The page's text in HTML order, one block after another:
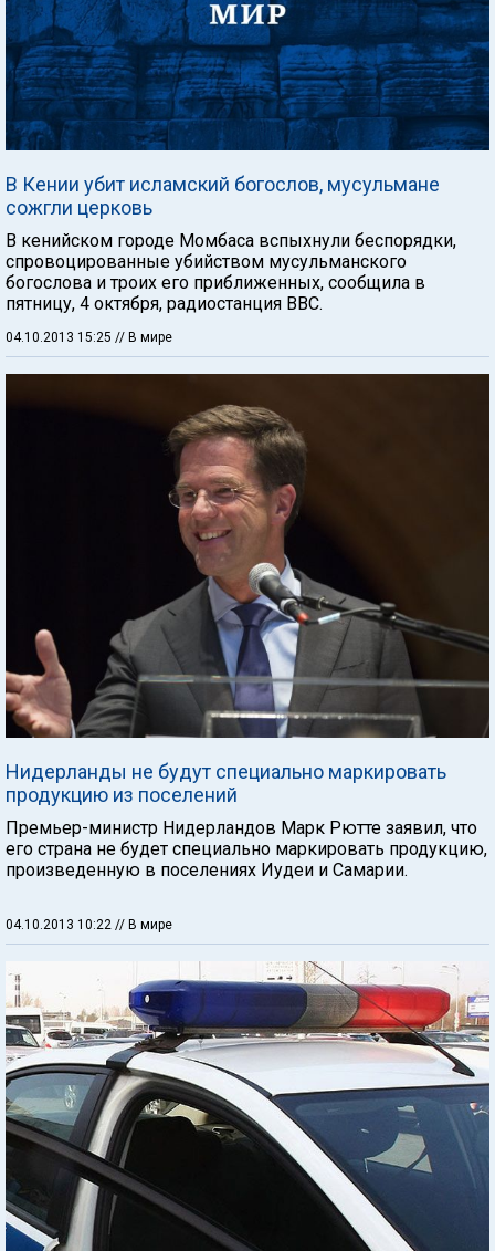
В Кении убит исламский богослов, мусульмане
сожгли церковь
В кенийском городе Момбаса вспыхнули беспорядки,
спровоцированные убийством мусульманского
богослова и троих его приближенных, сообщила в
пятницу, 4 октября, радиостанция ВВС.
04.10.2013 15:25 // В мире
Нидерланды не будут специально маркировать
продукцию из поселений
Премьер-министр Нидерландов Марк Рютте заявил, что
его страна не будет специально маркировать продукцию,
произведенную в поселениях Иудеи и Самарии.
04.10.2013 10:22 // В мире